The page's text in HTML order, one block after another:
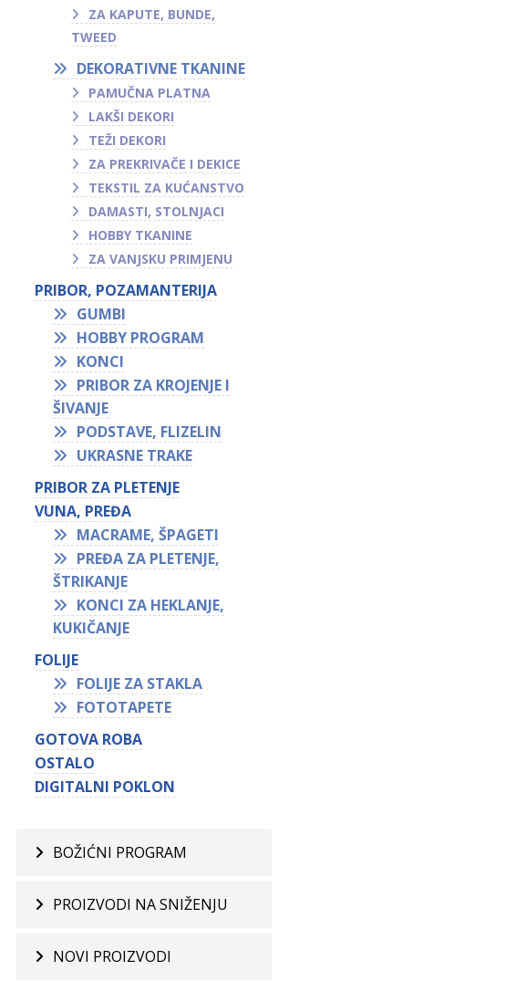
ZA KAPUTE, BUNDE,
TWEED
DEKORATIVNE TKANINE
PAMUČNA PLATNA
LAKŠI DEKORI
TEŽI DEKORI
ZA PREKRIVAČE I DEKICE
TEKSTIL ZA KUĆANSTVO
DAMASTI, STOLNJACI
HOBBY TKANINE
ZA VANJSKU PRIMJENU
PRIBOR, POZAMANTERIJA
GUMBI
HOBBY PROGRAM
KONCI
PRIBOR ZA KROJENJE I
ŠIVANJE
PODSTAVE, FLIZELIN
UKRASNE TRAKE
PRIBOR ZA PLETENJE
VUNA, PREĐA
MACRAME, ŠPAGETI
PREĐA ZA PLETENJE,
ŠTRIKANJE
KONCI ZA HEKLANJE,
KUKIČANJE
FOLIJE
FOLIJE ZA STAKLA
FOTOTAPETE
GOTOVA ROBA
OSTALO
DIGITALNI POKLON
BOŽIĆNI PROGRAM
PROIZVODI NA SNIŽENJU
NOVI PROIZVODI